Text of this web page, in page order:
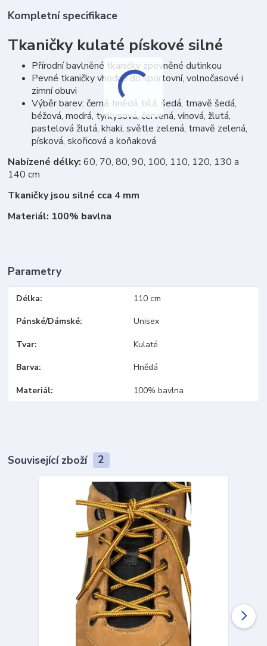
Kompletní specifikace
Tkaničky kulaté pískové silné
Přírodní bavlněné tkaničky zpevněné dutinkou
Pevné tkaničky vhodné do sportovní, volnočasové i
zimní obuvi
Výběr barev: černá, hnědá, bílá, šedá, tmavě šedá,
béžová, modrá, tyrkysová, červená, vínová, žlutá,
pastelová žlutá, khaki, světle zelená, tmavě zelená,
písková, skořicová a koňaková
Nabízené délky: 60, 70, 80, 90, 100, 110, 120, 130 a
140 cm
Tkaničky jsou silné cca 4 mm
Materiál: 100% bavlna
Parametry
Délka 110 cm
Pánské/Dámské Unisex
Tvar Kulaté
Barva Hnědá
Materiál 100% bavlna
Související zboží 2